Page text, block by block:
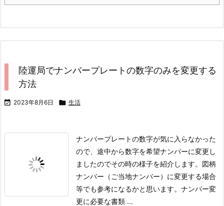
陸運局でナンバープレートの数字のみを変更する
方法
 2023年8月6日  生活
ナンバープレートの数字が気に入らなかった
ので、途中から数字を希望ナンバーに変更し
ましたのでその時の様子を紹介します。 図柄
ナンバー（ご当地ナンバー）に変更する場合
等でも参考になるかと思います。 ナンバー変
更に必要な書類 ...